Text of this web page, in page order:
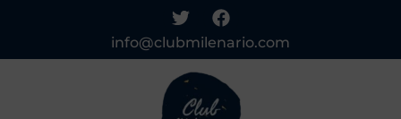
info@clubmilenario.com